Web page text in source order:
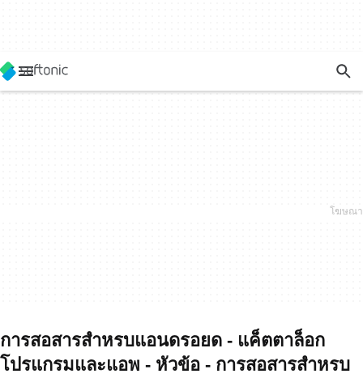
การสอสารสำหรบแอนดรอยด - แค็ตตาล็อก
โปรแกรมและแอพ - หัวข้อ - การสอสารสำหรบ